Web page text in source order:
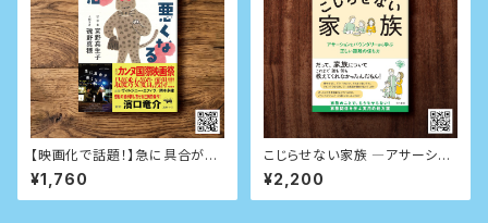
【映画化で話題！】急に具合が悪
くなる
¥1,760
こじらせない家族 ―アサーショ
ンとバウンダリーから学ぶ正しい
距離の保ち方
¥2,200